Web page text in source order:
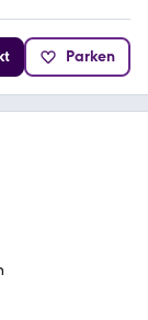
Parken